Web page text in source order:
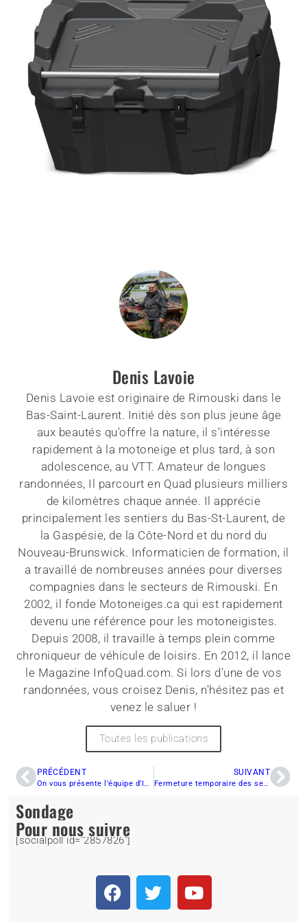
Denis Lavoie
Denis Lavoie est originaire de Rimouski dans le
Bas-Saint-Laurent. Initié dès son plus jeune âge
aux beautés qu'offre la nature, il s'intéresse
rapidement à la motoneige et plus tard, à son
adolescence, au VTT. Amateur de longues
randonnées, Il parcourt en Quad plusieurs milliers
de kilomètres chaque année. Il apprécie
principalement les sentiers du Bas-St-Laurent, de
la Gaspésie, de la Côte-Nord et du nord du
Nouveau-Brunswick. Informaticien de formation, il
a travaillé de nombreuses années pour diverses
compagnies dans le secteurs de Rimouski. En
2002, il fonde Motoneiges.ca qui est rapidement
devenu une référence pour les motoneigistes.
Depuis 2008, il travaille à temps plein comme
chroniqueur de véhicule de loisirs. En 2012, il lance
le Magazine InfoQuad.com. Si lors d'une de vos
randonnées, vous croisez Denis, n'hésitez pas et
venez le saluer !
Toutes les publications
PRÉCÉDENT
On vous présente l’équipe d’InfoQuad.com 2023!
SUIVANT
Fermeture temporaire des sentiers de quad au nord du fleuve St-Laurent (Mise à jour)
Sondage
[socialpoll id="2857826"]
Pour nous suivre